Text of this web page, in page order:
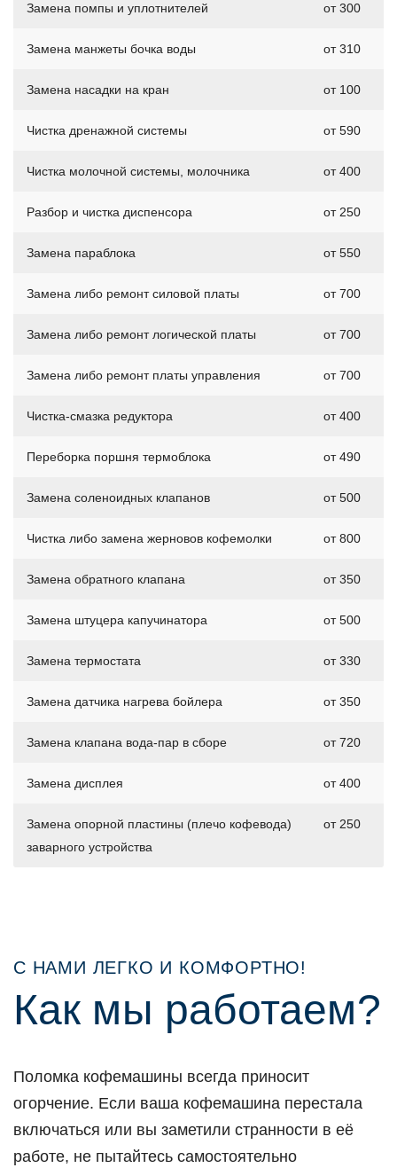
Замена помпы и уплотнителей от 300
Замена манжеты бочка воды от 310
Замена насадки на кран от 100
Чистка дренажной системы от 590
Чистка молочной системы, молочника от 400
Разбор и чистка диспенсора от 250
Замена параблока от 550
Замена либо ремонт силовой платы от 700
Замена либо ремонт логической платы от 700
Замена либо ремонт платы управления от 700
Чистка-смазка редуктора от 400
Переборка поршня термоблока от 490
Замена соленоидных клапанов от 500
Чистка либо замена жерновов кофемолки от 800
Замена обратного клапана от 350
Замена штуцера капучинатора от 500
Замена термостата от 330
Замена датчика нагрева бойлера от 350
Замена клапана вода-пар в сборе от 720
Замена дисплея от 400
Замена опорной пластины (плечо кофевода)
заварного устройства
от 250
С НАМИ ЛЕГКО И КОМФОРТНО!
Как мы работаем?
Поломка кофемашины всегда приносит
огорчение. Если ваша кофемашина перестала
включаться или вы заметили странности в её
работе, не пытайтесь самостоятельно